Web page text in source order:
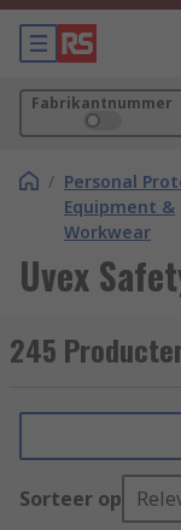
Fabrikantnummer
/ Personal
Equipment &
Workwear
Uvex
245
Sorteer op